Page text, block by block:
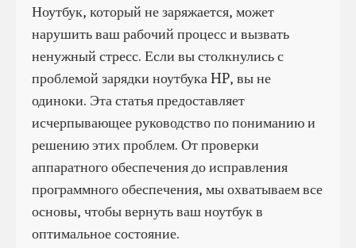
Ноутбук, который не заряжается, может
нарушить ваш рабочий процесс и вызвать
ненужный стресс. Если вы столкнулись с
проблемой зарядки ноутбука HP, вы не
одиноки. Эта статья предоставляет
исчерпывающее руководство по пониманию и
решению этих проблем. От проверки
аппаратного обеспечения до исправления
программного обеспечения, мы охватываем все
основы, чтобы вернуть ваш ноутбук в
оптимальное состояние.